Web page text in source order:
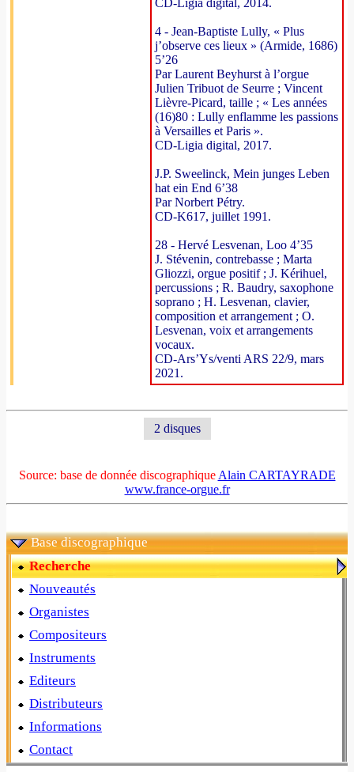
CD-Ligia digital, 2014.
4 - Jean-Baptiste Lully, « Plus
j’observe ces lieux » (Armide, 1686)
5’26
Par Laurent Beyhurst à l’orgue
Julien Tribuot de Seurre ; Vincent
Lièvre-Picard, taille ; « Les années
(16)80 : Lully enflamme les passions
à Versailles et Paris ».
CD-Ligia digital, 2017.
J.P. Sweelinck, Mein junges Leben
hat ein End 6’38
Par Norbert Pétry.
CD-K617, juillet 1991.
28 - Hervé Lesvenan, Loo 4’35
J. Stévenin, contrebasse ; Marta
Gliozzi, orgue positif ; J. Kérihuel,
percussions ; R. Baudry, saxophone
soprano ; H. Lesvenan, clavier,
composition et arrangement ; O.
Lesvenan, voix et arrangements
vocaux.
CD-Ars’Ys/venti ARS 22/9, mars
2021.
2 disques
Source: base de donnée discographique Alain CARTAYRADE
www.france-orgue.fr
Base discographique
Recherche
Nouveautés
Organistes
Compositeurs
Instruments
Editeurs
Distributeurs
Informations
Contact